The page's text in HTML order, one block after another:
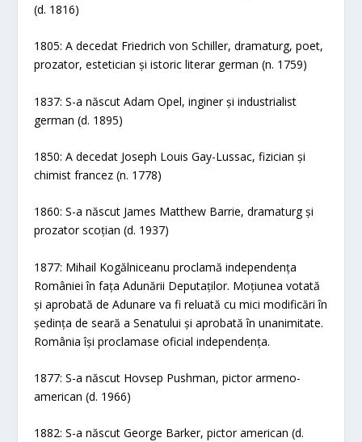
(d. 1816)
1805: A decedat Friedrich von Schiller, dramaturg, poet,
prozator, estetician și istoric literar german (n. 1759)
1837: S-a născut Adam Opel, inginer și industrialist
german (d. 1895)
1850: A decedat Joseph Louis Gay-Lussac, fizician și
chimist francez (n. 1778)
1860: S-a născut James Matthew Barrie, dramaturg și
prozator scoțian (d. 1937)
1877: Mihail Kogălniceanu proclamă independența
României în fața Adunării Deputaților. Moțiunea votată
și aprobată de Adunare va fi reluată cu mici modificări în
ședința de seară a Senatului și aprobată în unanimitate.
România își proclamase oficial independența.
1877: S-a născut Hovsep Pushman, pictor armeno-
american (d. 1966)
1882: S-a născut George Barker, pictor american (d.